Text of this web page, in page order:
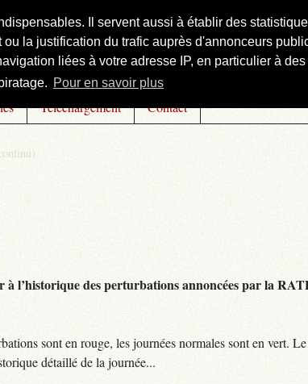
Il servent aussi à établir des
la justification du trafic auprès d'annonceurs
liées à votre adresse IP, en particulier à
Pour en savoir plus
Téléchargement Contact
l’historique des perturbations annoncées par la
sont en rouge, les journées normales sont en vert.
détaillé de la journée...